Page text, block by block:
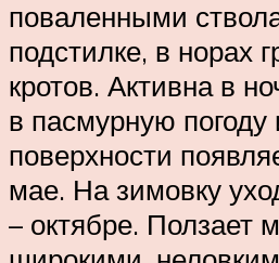
поваленными
подстилке, в норах
кротов. Активна в
в пасмурную
поверхности
мае. На зимовку
– октябре. Ползает